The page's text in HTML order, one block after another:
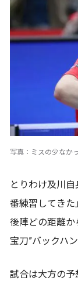
写真：ミスの少なか
とりわけ及川
番練習してきた
後陣どの距離か
宝刀”バックハ
試合は大方の予